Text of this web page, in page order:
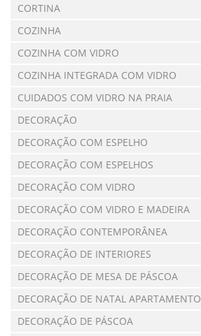
CORTINA
COZINHA
COZINHA COM VIDRO
COZINHA INTEGRADA COM VIDRO
CUIDADOS COM VIDRO NA PRAIA
DECORAÇÃO
DECORAÇÃO COM ESPELHO
DECORAÇÃO COM ESPELHOS
DECORAÇÃO COM VIDRO
DECORAÇÃO COM VIDRO E MADEIRA
DECORAÇÃO CONTEMPORÂNEA
DECORAÇÃO DE INTERIORES
DECORAÇÃO DE MESA DE PÁSCOA
DECORAÇÃO DE NATAL APARTAMENTO
DECORAÇÃO DE PÁSCOA